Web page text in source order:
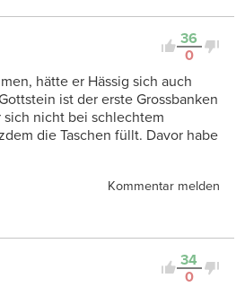
36
0
hätte er Hässig sich auch
ist der erste Grossbanken
sich nicht bei schlechtem
die Taschen füllt. Davor habe
Kommentar melden
34
0